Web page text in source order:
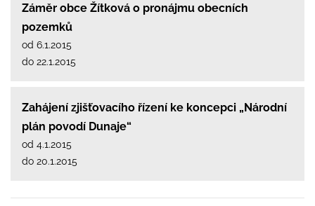
Záměr obce Žítková o pronájmu obecních
pozemků
od 6.1.2015
do 22.1.2015
Zahájení zjišťovacího řízení ke koncepci „Národní
plán povodí Dunaje“
od 4.1.2015
do 20.1.2015